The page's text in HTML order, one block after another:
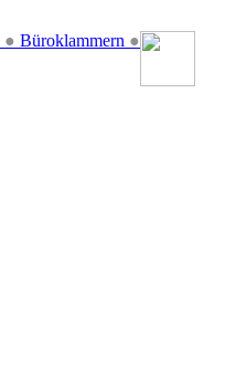
● Büroklammern ●